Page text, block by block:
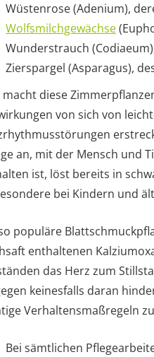
Wüstenrose (Adenium),
Wolfsmilchgewächse
Wunderstrauch
Zierspargel (Asparagus),
macht diese
von sich von
an, mit der Mensch und
ist, löst bereits in
bei Kindern und
populäre
enthaltenen
das Herz zum
keinesfalls daran
Verhaltensmaßregeln
Bei sämtlichen